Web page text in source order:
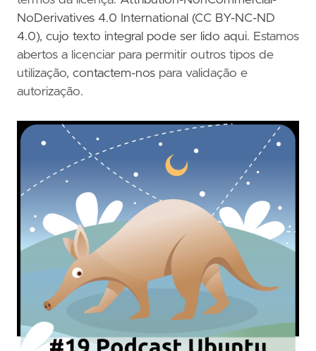
NoDerivatives 4.0 International (CC BY-NC-ND
4.0), cujo texto integral pode ser lido aqui. Estamos
abertos a licenciar para permitir outros tipos de
utilização, contactem-nos para validação e
autorização.